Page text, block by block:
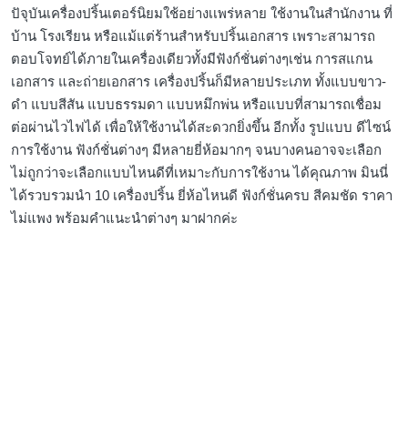
ปัจุบันเครื่องปริ้นเตอร์นิยมใช้อย่างเเพร่หลาย ใช้งานในสำนักงาน ที่
บ้าน โรงเรียน หรือแม้แต่ร้านสำหรับปริ้นเอกสาร เพราะสามารถ
ตอบโจทย์ได้ภายในเครื่องเดียวทั้งมีฟังก์ชั่นต่างๆเช่น การสแกน
เอกสาร และถ่ายเอกสาร เครื่องปริ้นก็มีหลายประเภท ทั้งแบบขาว-
ดำ แบบสีสัน แบบธรรมดา แบบหมึกพ่น หรือแบบที่สามารถเชื่อม
ต่อผ่านไวไฟได้ เพื่อให้ใช้งานได้สะดวกยิ่งขึ้น อีกทั้ง รูปแบบ ดีไซน์
การใช้งาน ฟังก์ชั่นต่างๆ มีหลายยี่ห้อมากๆ จนบางคนอาจจะเลือก
ไม่ถูกว่าจะเลือกแบบไหนดีที่เหมาะกับการใช้งาน ได้คุณภาพ มินนี่
ได้รวบรวมนำ 10 เครื่องปริ้น ยี่ห้อไหนดี ฟังก์ชั่นครบ สีคมชัด ราคา
ไม่แพง พร้อมคำแนะนำต่างๆ มาฝากค่ะ